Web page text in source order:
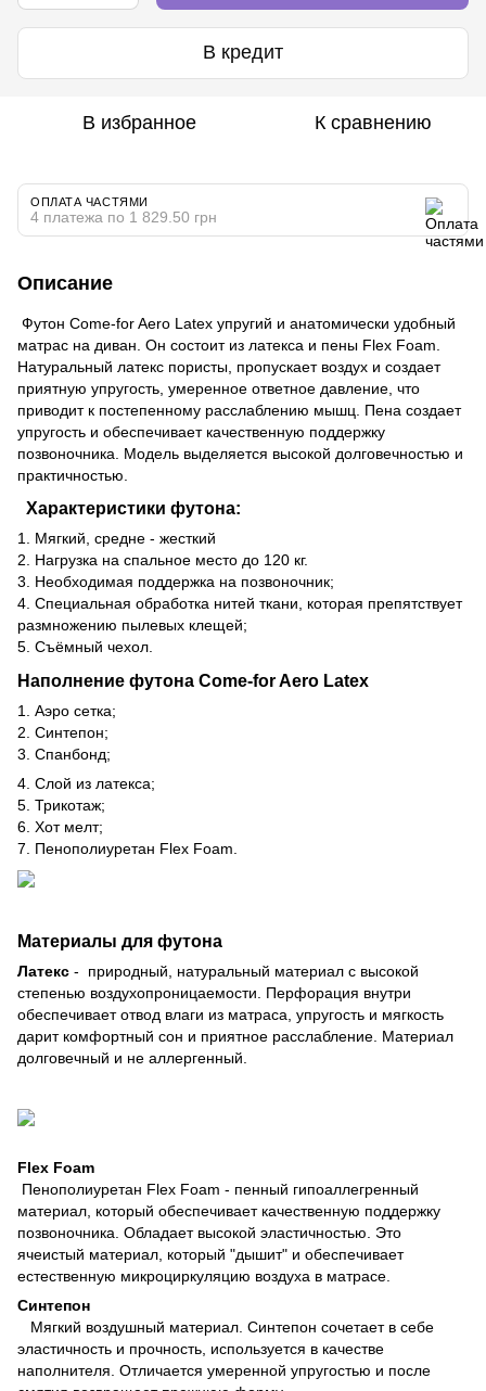
В кредит
В избранное К сравнению
ОПЛАТА ЧАСТЯМИ
4 платежа по 1 829.50 грн
Описание
Футон Come-for Aero Latex упругий и анатомически удобный
матрас на диван. Он состоит из латекса и пены Flex Foam.
Натуральный латекс пористы, пропускает воздух и создает
приятную упругость, умеренное ответное давление, что
приводит к постепенному расслаблению мышц. Пена создает
упругость и обеспечивает качественную поддержку
позвоночника. Модель выделяется высокой долговечностью и
практичностью.
Характеристики футона:
1. Мягкий, средне - жесткий
2. Нагрузка на спальное место до 120 кг.
3. Необходимая поддержка на позвоночник;
4. Специальная обработка нитей ткани, которая препятствует
размножению пылевых клещей;
5. Съёмный чехол.
Наполнение футона Come-for Aero Latex
1. Аэро сетка;
2. Синтепон;
3. Спанбонд;
4. Слой из латекса;
5. Трикотаж;
6. Хот мелт;
7. Пенополиуретан Flex Foam.
Материалы для футона
Латекс - природный, натуральный материал с высокой
степенью воздухопроницаемости. Перфорация внутри
обеспечивает отвод влаги из матраса, упругость и мягкость
дарит комфортный сон и приятное расслабление. Материал
долговечный и не аллергенный.
Flex Foam
Пенополиуретан Flex Foam - пенный гипоаллегренный
материал, который обеспечивает качественную поддержку
позвоночника. Обладает высокой эластичностью. Это
ячеистый материал, который "дышит" и обеспечивает
естественную микроциркуляцию воздуха в матрасе.
Синтепон
Мягкий воздушный материал. Синтепон сочетает в себе
эластичность и прочность, используется в качестве
наполнителя. Отличается умеренной упругостью и после